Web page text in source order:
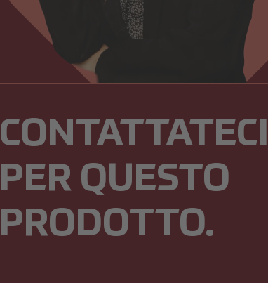
CONTATTATECI
PER QUESTO
PRODOTTO.